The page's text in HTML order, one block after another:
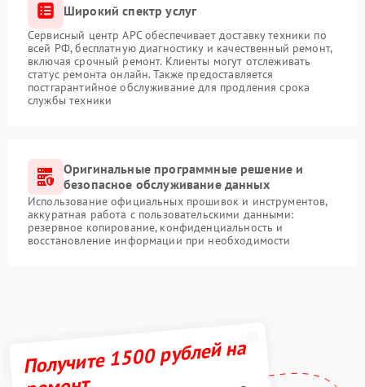
Широкий спектр услуг
Сервисный центр APC обеспечивает доставку техники по
всей РФ, бесплатную диагностику и качественный ремонт,
включая срочный ремонт. Клиенты могут отслеживать
статус ремонта онлайн. Также предоставляется
постгарантийное обслуживание для продления срока
службы техники
Оригинальные программные решение и
безопасное обслуживание данных
Использование официальных прошивок и инструментов,
аккуратная работа с пользовательскими данными:
резервное копирование, конфиденциальность и
восстановление информации при необходимости
Получите 1500 рублей на